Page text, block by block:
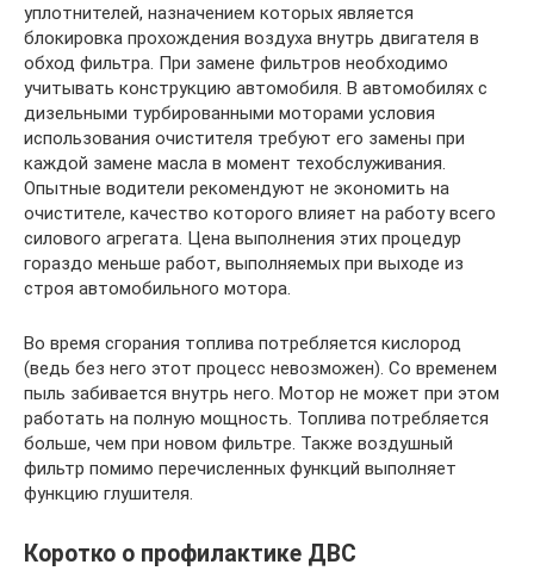
уплотнителей, назначением которых является
блокировка прохождения воздуха внутрь двигателя в
обход фильтра. При замене фильтров необходимо
учитывать конструкцию автомобиля. В автомобилях с
дизельными турбированными моторами условия
использования очистителя требуют его замены при
каждой замене масла в момент техобслуживания.
Опытные водители рекомендуют не экономить на
очистителе, качество которого влияет на работу всего
силового агрегата. Цена выполнения этих процедур
гораздо меньше работ, выполняемых при выходе из
строя автомобильного мотора.
Во время сгорания топлива потребляется кислород
(ведь без него этот процесс невозможен). Со временем
пыль забивается внутрь него. Мотор не может при этом
работать на полную мощность. Топлива потребляется
больше, чем при новом фильтре. Также воздушный
фильтр помимо перечисленных функций выполняет
функцию глушителя.
Коротко о профилактике ДВС